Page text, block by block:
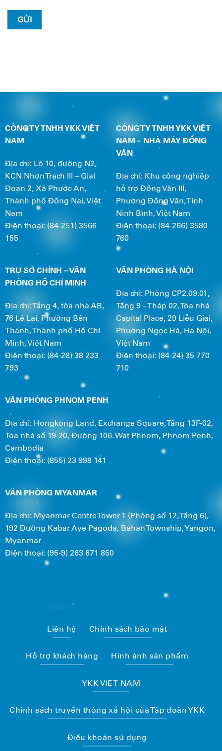
CÔNG TY TNHH YKK VIỆT
NAM
Địa chỉ: Lô 10, đường N2,
KCN Nhơn Trạch III – Giai
Đoạn 2, Xã Phước An,
Thành phố Đồng Nai, Việt
Nam
Điện thoại: (84-251) 3566
155
CÔNG TY TNHH YKK VIỆT
NAM – NHÀ MÁY ĐỒNG
VĂN
Địa chỉ: Khu công nghiệp
hỗ trợ Đồng Văn III,
Phường Đồng Văn, Tỉnh
Ninh Bình, Việt Nam
Điện thoại: (84-266) 3580
760
TRỤ SỞ CHÍNH – VĂN
PHÒNG HỒ CHÍ MINH
Địa chỉ: Tầng 4, tòa nhà AB,
76 Lê Lai, Phường Bến
Thành, Thành phố Hồ Chí
Minh, Việt Nam
Điện thoại: (84-28) 38 233
793
VĂN PHÒNG HÀ NỘI
Địa chỉ: Phòng CP2.09.01,
Tầng 9 – Tháp 02, Tòa nhà
Capital Place, 29 Liễu Giai,
Phường Ngọc Hà, Hà Nội,
Việt Nam
Điện thoại: (84-24) 35 770
710
VĂN PHÒNG PHNOM PENH
Địa chỉ: Hongkong Land, Exchange Square, Tầng 13F-02,
Tòa nhà số 19-20, Đường 106. Wat Phnom, Phnom Penh,
Cambodia
Điện thoại: (855) 23 998 141
VĂN PHÒNG MYANMAR
Địa chỉ: Myanmar Centre Tower-1 (Phòng số 12, Tầng 6),
192 Đường Kabar Aye Pagoda, Bahan Township, Yangon,
Myanmar
Điện thoại: (95-9) 263 671 850
Liên hệ Chính sách bảo mật
Hỗ trợ khách hàng Hình ảnh sản phẩm
YKK VIET NAM
Chính sách truyền thông xã hội của Tập đoàn YKK
Điều khoản sử dụng